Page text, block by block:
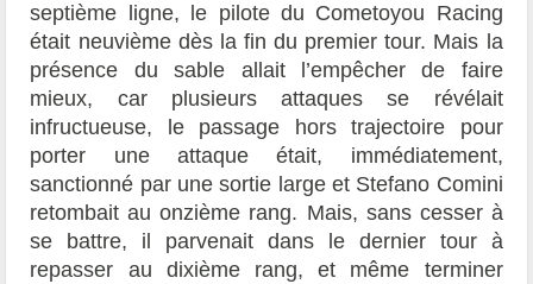
septième ligne, le pilote du Cometoyou Racing
était neuvième dès la fin du premier tour. Mais la
présence du sable allait l’empêcher de faire
mieux, car plusieurs attaques se révélait
infructueuse, le passage hors trajectoire pour
porter une attaque était, immédiatement,
sanctionné par une sortie large et Stefano Comini
retombait au onzième rang. Mais, sans cesser à
se battre, il parvenait dans le dernier tour à
repasser au dixième rang, et même terminer